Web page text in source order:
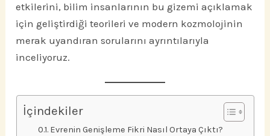
etkilerini, bilim insanlarının bu gizemi açıklamak
için geliştirdiği teorileri ve modern kozmolojinin
merak uyandıran sorularını ayrıntılarıyla
inceliyoruz.
İçindekiler
Evrenin Genişleme Fikri Nasıl Ortaya Çıktı?